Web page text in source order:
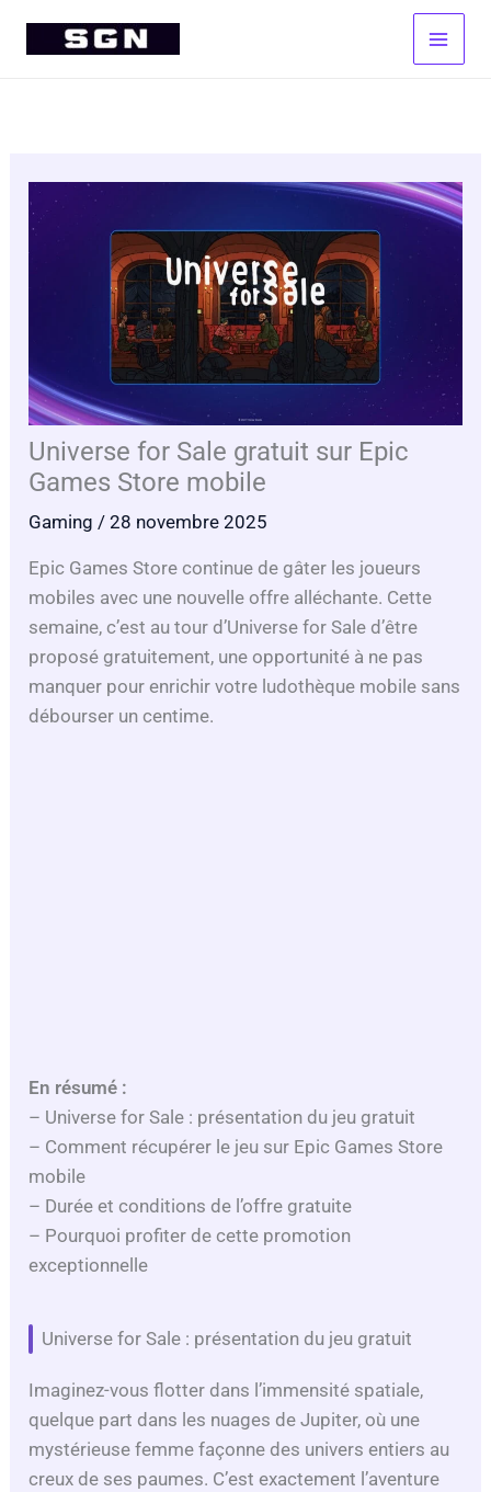
Universe for Sale gratuit sur Epic
Games Store mobile
Gaming / 28 novembre 2025
Epic Games Store continue de gâter les joueurs
mobiles avec une nouvelle offre alléchante. Cette
semaine, c’est au tour d’Universe for Sale d’être
proposé gratuitement, une opportunité à ne pas
manquer pour enrichir votre ludothèque mobile sans
débourser un centime.
En résumé :
– Universe for Sale : présentation du jeu gratuit
– Comment récupérer le jeu sur Epic Games Store
mobile
– Durée et conditions de l’offre gratuite
– Pourquoi profiter de cette promotion
exceptionnelle
Universe for Sale : présentation du jeu gratuit
Imaginez-vous flotter dans l’immensité spatiale,
quelque part dans les nuages de Jupiter, où une
mystérieuse femme façonne des univers entiers au
creux de ses paumes. C’est exactement l’aventure